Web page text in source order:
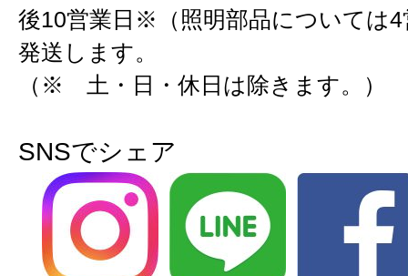
後10営業日※（照明部品については4
発送します。
（※ 土・日・休日は除きます。）
SNSでシェア